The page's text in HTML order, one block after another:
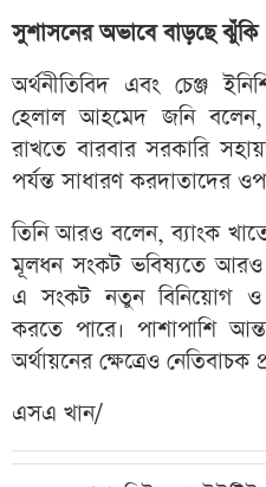
সুশাসনের অভাবে বাড়ছে ঝুঁকি
অর্থনীতিবিদ এবং চেঞ্জ
হেলাল আহমেদ জনি বলেন,
রাখতে বারবার সরকারি
পর্যন্ত সাধারণ করদাতাদের
তিনি আরও বলেন, ব্যাংক
মূলধন সংকট ভবিষ্যতে আরও
এ সংকট নতুন বিনিয়োগ ও
করতে পারে। পাশাপাশি
অর্থায়নের ক্ষেত্রেও
এসএ খান/